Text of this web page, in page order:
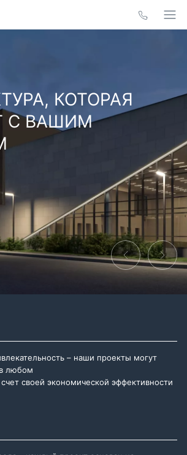
КОТОРАЯ
С ВАШИМ
– наши проекты могут
любом
своей экономической эффективности